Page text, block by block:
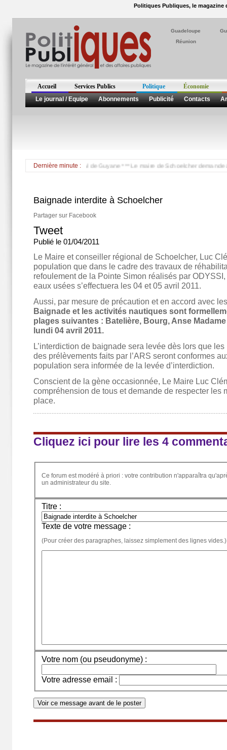
Politiques Publiques, le magazine
Guadeloupe
Réunion
Accueil Services Publics Politique
Économie
Le journal / Equipe
Abonnements Publicité Contacts
Dernière minute :
du Conseil Général de Guyane *** Le maire de Schoelcher demande à
Baignade interdite à Schoelcher
Partager sur Facebook
Tweet
Publié le 01/04/2011
Le Maire et conseiller régional de Schoelcher, Luc
population que dans le cadre des travaux de
refoulement de la Pointe Simon réalisés par
eaux usées s’effectuera les 04 et 05 avril 2011.
Aussi, par mesure de précaution et en accord avec
Baignade et les activités nautiques sont
plages suivantes : Batelière, Bourg, Anse
lundi 04 avril 2011.
L’interdiction de baignade sera levée dès lors que les
des prélèvements faits par l’ARS seront conformes
population sera informée de la levée d’interdiction.
Conscient de la gène occasionnée, Le Maire Luc
compréhension de tous et demande de respecter les
place.
Cliquez ici pour lire les 4
Ce forum est modéré à priori : votre contribution n'apparaîtra
un administrateur du site.
Titre :
Texte de votre message :
(Pour créer des paragraphes, laissez simplement des lignes vides.)
Votre nom (ou pseudonyme) :
Votre adresse email :